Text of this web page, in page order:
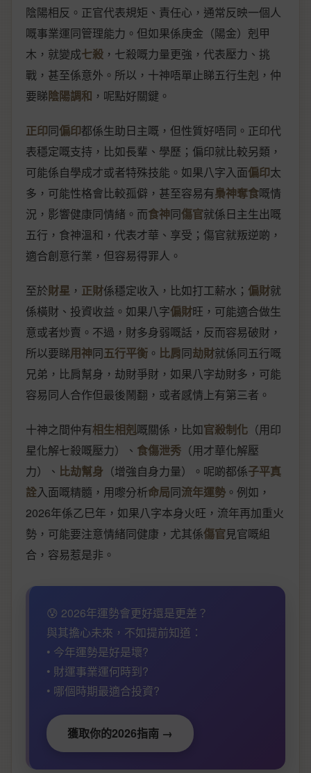
陰陽相反。正官代表規矩、責任心，通常反映一個人
嘅事業運同管理能力。但如果係庚金（陽金）剋甲
木，就變成七殺 ，七殺嘅力量更強，代表壓力、挑
戰，甚至係意外。所以，十神唔單止睇五行生剋，仲
要睇陰陽調和 ，呢點好關鍵。
正印同偏印都係生助日主嘅，但性質好唔同。正印代
表穩定嘅支持，比如長輩、學歷；偏印就比較另類，
可能係自學成才或者特殊技能。如果八字入面偏印太
多，可能性格會比較孤僻，甚至容易有梟神奪食嘅情
況，影響健康同情緒。而食神同傷官就係日主生出嘅
五行，食神溫和，代表才華、享受；傷官就叛逆啲，
適合創意行業，但容易得罪人。
至於財星 ， 正財係穩定收入，比如打工薪水； 偏財就
係橫財、投資收益。如果八字偏財旺，可能適合做生
意或者炒賣。不過，財多身弱嘅話，反而容易破財，
所以要睇用神同五行平衡 。 比肩同劫財就係同五行嘅
兄弟，比肩幫身，劫財爭財，如果八字劫財多，可能
容易同人合作但最後鬧翻，或者感情上有第三者。
十神之間仲有相生相剋嘅關係，比如官殺制化 （用印
星化解七殺嘅壓力）、 食傷泄秀 （用才華化解壓
力）、 比劫幫身 （增強自身力量）。呢啲都係子平真
詮入面嘅精髓，用嚟分析命局同流年運勢 。例如，
2026年係乙巳年，如果八字本身火旺，流年再加重火
勢，可能要注意情緒同健康，尤其係傷官見官嘅組
合，容易惹是非。
😰 2026年運勢會更好還是更差？
與其擔心未來，不如提前知道：
• 今年運勢是好是壞?
• 財運事業運何時到?
• 哪個時期最適合投資?
獲取你的2026指南 →